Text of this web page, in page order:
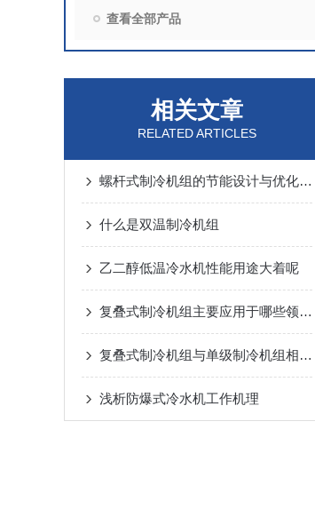
查看全部产品
相关文章
RELATED ARTICLES
螺杆式制冷机组的节能设计与优化策略
什么是双温制冷机组
乙二醇低温冷水机性能用途大着呢
复叠式制冷机组主要应用于哪些领域？
复叠式制冷机组与单级制冷机组相比有哪些优势？
浅析​防爆式冷水机工作机理